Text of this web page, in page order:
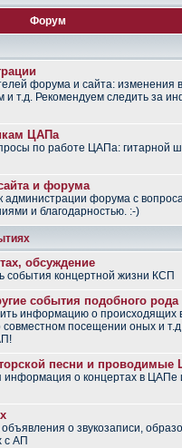
Форум
форума и сайта: изменения
и т.д. Рекомендуем следить за
ЦАПа
по работе ЦАПа: гитарной
и форума
администрации форума с
и благодарностью. :-)
обсуждение
события концертной жизни КСП
события подобного рода
информацию о
совместном посещении оных и
песни и
информация о концертах в ЦАПе
о звукозаписи,
с АП